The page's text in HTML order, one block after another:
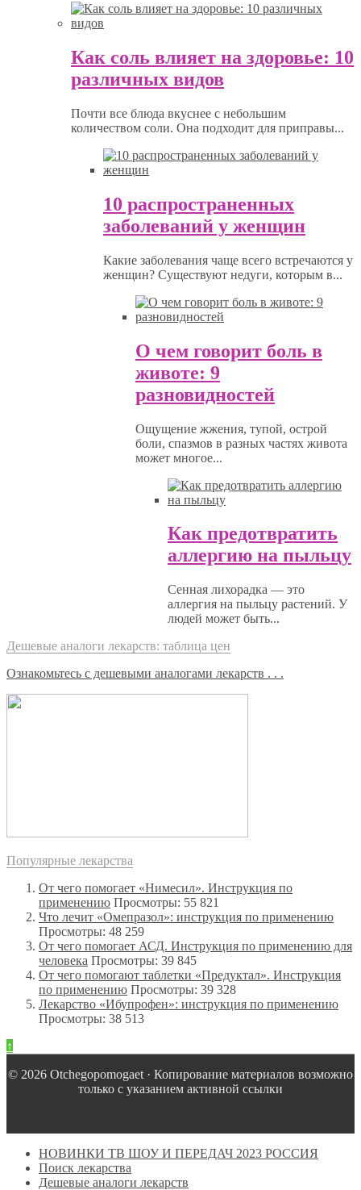
Как соль влияет на здоровье: 10
различных видов
Почти все блюда вкуснее с небольшим
количеством соли. Она подходит для приправы...
10 распространенных
заболеваний у женщин
Какие заболевания чаще всего встречаются у
женщин? Существуют недуги, которым в...
О чем говорит боль в
животе: 9
разновидностей
Ощущение жжения, тупой, острой
боли, спазмов в разных частях живота
может многое...
Как предотвратить
аллергию на пыльцу
Сенная лихорадка — это
аллергия на пыльцу растений. У
людей может быть...
Дешевые аналоги лекарств: таблица цен
Ознакомьтесь с дешевыми аналогами лекарств . . .
Популярные лекарства
От чего помогает «Нимесил». Инструкция по
применению Просмотры: 55 821
Что лечит «Омепразол»: инструкция по применению
Просмотры: 48 259
От чего помогает АСД. Инструкция по применению для
человека Просмотры: 39 845
От чего помогают таблетки «Предуктал». Инструкция
по применению Просмотры: 39 328
Лекарство «Ибупрофен»: инструкция по применению
Просмотры: 38 513
↑
© 2026 Оtchegopomogaet · Копирование материалов возможно
только с указанием активной ссылки
НОВИНКИ ТВ ШОУ И ПЕРЕДАЧ 2023 РОССИЯ
Поиск лекарства
Дешевые аналоги лекарств